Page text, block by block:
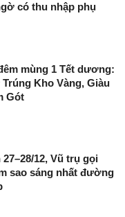
có thu nhập phụ
mùng 1 Tết dương:
Kho Vàng, Giàu
Gót
12, Vũ trụ gọi
sao sáng nhất đường